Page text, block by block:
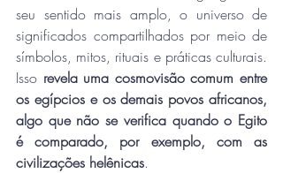
seu sentido mais amplo, o universo de
significados compartilhados por meio de
símbolos, mitos, rituais e práticas culturais.
Isso revela uma cosmovisão comum entre
os egípcios e os demais povos africanos,
algo que não se verifica quando o Egito
é comparado, por exemplo, com as
civilizações helênicas.